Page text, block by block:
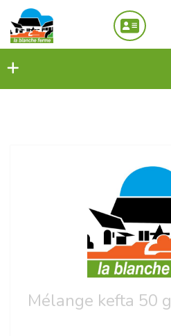
Mélange kefta 50 g